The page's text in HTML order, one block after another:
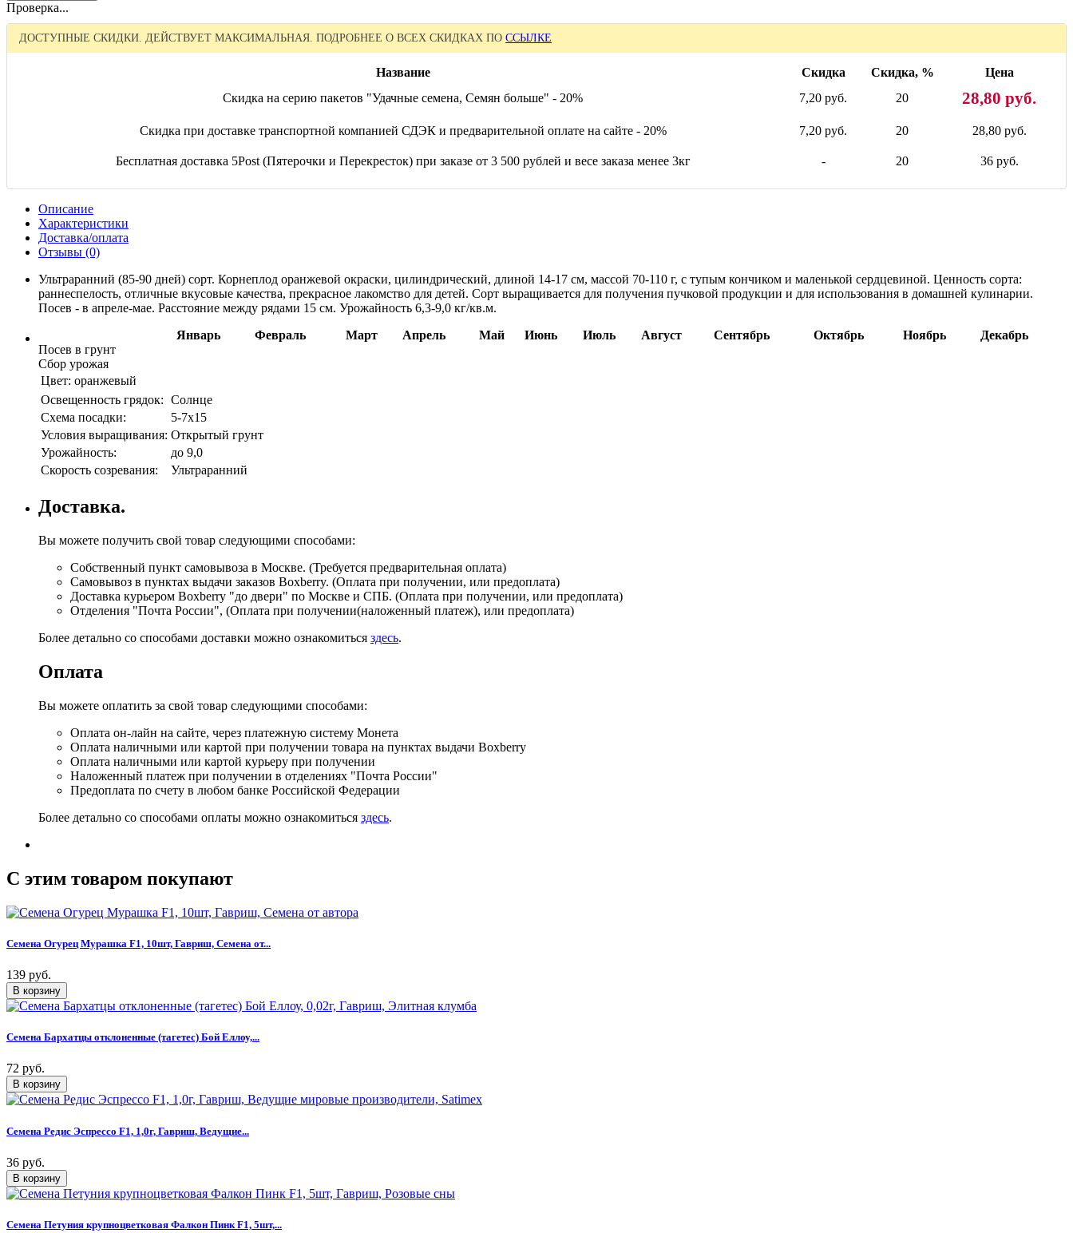
Проверка...
ДОСТУПНЫЕ СКИДКИ. ДЕЙСТВУЕТ МАКСИМАЛЬНАЯ. ПОДРОБНЕЕ О ВСЕХ СКИДКАХ ПО ССЫЛКЕ
Название Скидка Скидка, %
Цена
Скидка на серию пакетов "Удачные семена, Семян больше" - 20%
7,20 руб. 20 28,80 руб.
Скидка при доставке транспортной компанией СДЭК и предварительной оплате на сайте - 20% 7,20 руб. 20 28,80 руб.
Бесплатная доставка 5Post (Пятерочки и Перекресток) при заказе от 3 500 рублей и весе заказа менее 3кг - 20 36 руб.
Описание
Характеристики
Доставка/оплата
Отзывы (0)
Ультраранний (85-90 дней) сорт. Корнеплод оранжевой окраски, цилиндрический, длиной 14-17 см, массой 70-110 г, с тупым кончиком и маленькой сердцевиной. Ценность сорта:
раннеспелость, отличные вкусовые качества, прекрасное лакомство для детей. Сорт выращивается для получения пучковой продукции и для использования в домашней кулинарии.
Посев - в апреле-мае. Расстояние между рядами 15 см. Урожайность 6,3-9,0 кг/кв.м.
Январь
Февраль Март Апрель Май Июнь Июль Август Сентябрь Октябрь Ноябрь
Декабрь
Посев в грунт
Сбор урожая
Цвет: оранжевый
Освещенность грядок: Солнце
Схема посадки:
5-7х15
Условия выращивания: Открытый грунт
Урожайность:
до 9,0
Скорость созревания:
Ультраранний
Доставка.
Вы можете получить свой товар следующими способами:
Собственный пункт самовывоза в Москве. (Требуется предварительная оплата)
Самовывоз в пунктах выдачи заказов Boxberry. (Оплата при получении, или предоплата)
Доставка курьером Boxberry "до двери" по Москве и СПБ. (Оплата при получении, или предоплата)
Отделения "Почта России", (Оплата при получении(наложенный платеж), или предоплата)
Более детально со способами доставки можно ознакомиться здесь.
Оплата
Вы можете оплатить за свой товар следующими способами:
Оплата он-лайн на сайте, через платежную систему Монета
Оплата наличными или картой при получении товара на пунктах выдачи Boxberry
Оплата наличными или картой курьеру при получении
Наложенный платеж при получении в отделениях "Почта России"
Предоплата по счету в любом банке Российской Федерации
Более детально со способами оплаты можно ознакомиться здесь.
C этим товаром покупают
Семена Огурец Мурашка F1, 10шт, Гавриш, Семена от...
139 руб.
Семена Бархатцы отклоненные (тагетес) Бой Еллоу,...
72 руб.
Семена Редис Эспрессо F1, 1,0г, Гавриш, Ведущие...
36 руб.
Семена Петуния крупноцветковая Фалкон Пинк F1, 5шт,...